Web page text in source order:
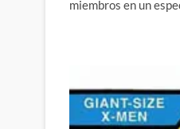
miembros en un